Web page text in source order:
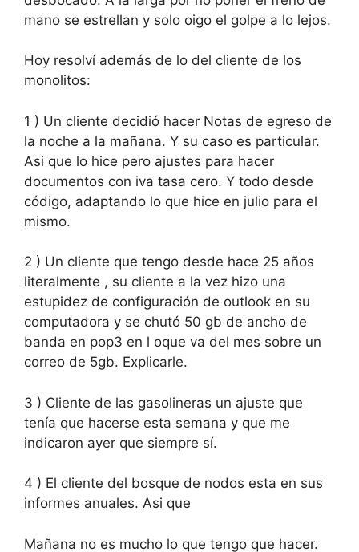
mano se estrellan y solo oigo el golpe a lo lejos.
Hoy resolví además de lo del cliente de los
monolitos:
1 ) Un cliente decidió hacer Notas de egreso de
la noche a la mañana. Y su caso es particular.
Asi que lo hice pero ajustes para hacer
documentos con iva tasa cero. Y todo desde
código, adaptando lo que hice en julio para el
mismo.
2 ) Un cliente que tengo desde hace 25 años
literalmente , su cliente a la vez hizo una
estupidez de configuración de outlook en su
computadora y se chutó 50 gb de ancho de
banda en pop3 en l oque va del mes sobre un
correo de 5gb. Explicarle.
3 ) Cliente de las gasolineras un ajuste que
tenía que hacerse esta semana y que me
indicaron ayer que siempre sí.
4 ) El cliente del bosque de nodos esta en sus
informes anuales. Asi que
Mañana no es mucho lo que tengo que hacer.